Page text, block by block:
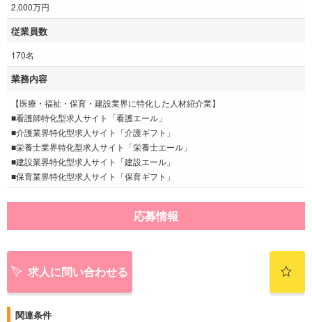
2,000万円
従業員数
170名
業務内容
【医療・福祉・保育・建設業界に特化した人材紹介業】
■看護師特化型求人サイト「看護エール」
■介護業界特化型求人サイト「介護ギフト」
■栄養士業界特化型求人サイト「栄養士エール」
■建設業界特化型求人サイト「建設エール」
■保育業界特化型求人サイト「保育ギフト」
応募情報
求人に問い合わせる
関連条件